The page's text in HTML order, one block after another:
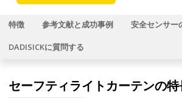
特徴 参考文献と成功事例 安全センサー
DADISICKに質問する
セーフティライトカーテンの